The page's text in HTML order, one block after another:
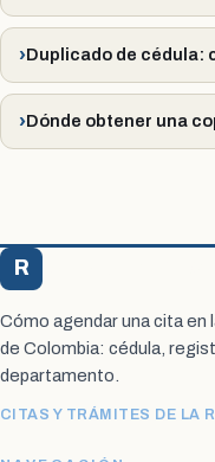
Duplicado de cédula:
Dónde obtener una
R
Cómo agendar una cita en
de Colombia: cédula,
departamento.
CITAS Y TRÁMITES DE LA